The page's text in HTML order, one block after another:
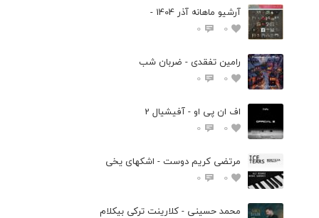
آرشیو ماهانه آذر 1404 -
0
0
رامین تفقدی - ضربان شب
0
0
اف ان پی او - آفیشیال 2
0
0
مرتضی کریم دوست - اشکهای یخی
0
0
محمد حسینی - کلارینت ترکی بیکلام